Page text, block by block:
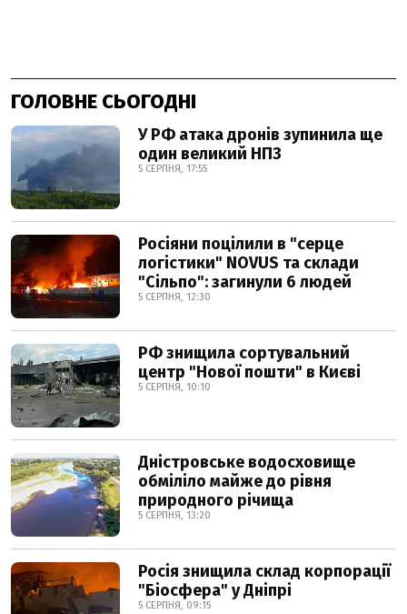
ГОЛОВНЕ СЬОГОДНІ
У РФ атака дронів зупинила ще
один великий НПЗ
5 СЕРПНЯ, 17:55
Росіяни поцілили в "серце
логістики" NOVUS та склади
"Сільпо": загинули 6 людей
5 СЕРПНЯ, 12:30
РФ знищила сортувальний
центр "Нової пошти" в Києві
5 СЕРПНЯ, 10:10
Дністровське водосховище
обміліло майже до рівня
природного річища
5 СЕРПНЯ, 13:20
Росія знищила склад корпорації
"Біосфера" у Дніпрі
5 СЕРПНЯ, 09:15